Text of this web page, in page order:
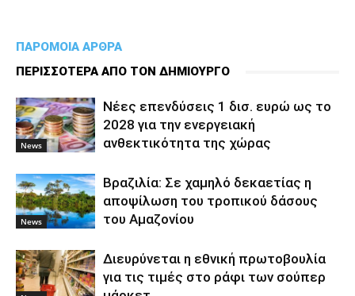
ΠΑΡΟΜΟΙΑ ΑΡΘΡΑ
ΠΕΡΙΣΣΟΤΕΡΑ ΑΠΟ ΤΟΝ ΔΗΜΙΟΥΡΓΟ
News
Νέες επενδύσεις 1 δισ. ευρώ ως το
2028 για την ενεργειακή
ανθεκτικότητα της χώρας
News
Βραζιλία: Σε χαμηλό δεκαετίας η
αποψίλωση του τροπικού δάσους
του Αμαζονίου
Διευρύνεται η εθνική πρωτοβουλία
για τις τιμές στο ράφι των σούπερ